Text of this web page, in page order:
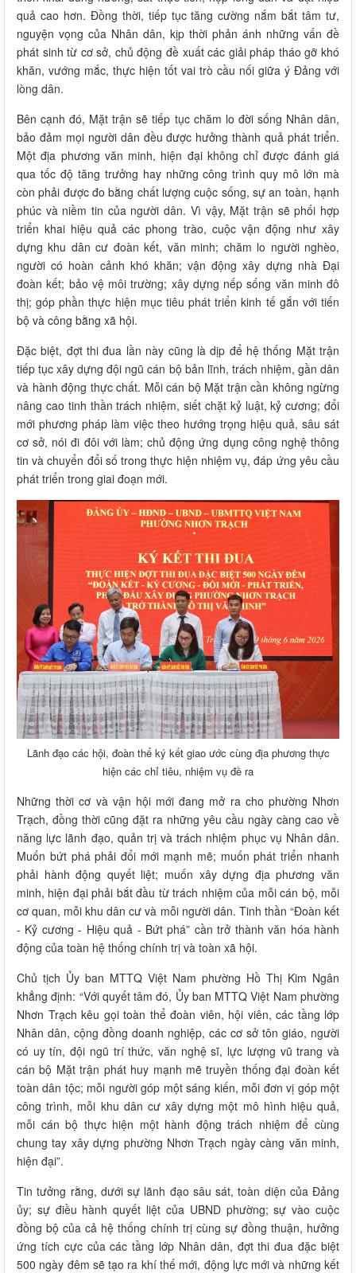
quả cao hơn. Đồng thời, tiếp tục tăng cường nắm bắt tâm tư,
nguyện vọng của Nhân dân, kịp thời phản ánh những vấn đề
phát sinh từ cơ sở, chủ động đề xuất các giải pháp tháo gỡ khó
khăn, vướng mắc, thực hiện tốt vai trò cầu nối giữa ý Đảng với
lòng dân.
Bên cạnh đó, Mặt trận sẽ tiếp tục chăm lo đời sống Nhân dân,
bảo đảm mọi người dân đều được hưởng thành quả phát triển.
Một địa phương văn minh, hiện đại không chỉ được đánh giá
qua tốc độ tăng trưởng hay những công trình quy mô lớn mà
còn phải được đo bằng chất lượng cuộc sống, sự an toàn, hạnh
phúc và niềm tin của người dân. Vì vậy, Mặt trận sẽ phối hợp
triển khai hiệu quả các phong trào, cuộc vận động như xây
dựng khu dân cư đoàn kết, văn minh; chăm lo người nghèo,
người có hoàn cảnh khó khăn; vận động xây dựng nhà Đại
đoàn kết; bảo vệ môi trường; xây dựng nếp sống văn minh đô
thị; góp phần thực hiện mục tiêu phát triển kinh tế gắn với tiến
bộ và công bằng xã hội.
Đặc biệt, đợt thi đua lần này cũng là dịp để hệ thống Mặt trận
tiếp tục xây dựng đội ngũ cán bộ bản lĩnh, trách nhiệm, gần dân
và hành động thực chất. Mỗi cán bộ Mặt trận cần không ngừng
nâng cao tinh thần trách nhiệm, siết chặt kỷ luật, kỷ cương; đổi
mới phương pháp làm việc theo hướng trọng hiệu quả, sâu sát
cơ sở, nói đi đôi với làm; chủ động ứng dụng công nghệ thông
tin và chuyển đổi số trong thực hiện nhiệm vụ, đáp ứng yêu cầu
phát triển trong giai đoạn mới.
Lãnh đạo các hội, đoàn thể ký kết giao ước cùng địa phương thực
hiện các chỉ tiêu, nhiệm vụ đề ra
Những thời cơ và vận hội mới đang mở ra cho phường Nhơn
Trạch, đồng thời cũng đặt ra những yêu cầu ngày càng cao về
năng lực lãnh đạo, quản trị và trách nhiệm phục vụ Nhân dân.
Muốn bứt phá phải đổi mới mạnh mẽ; muốn phát triển nhanh
phải hành động quyết liệt; muốn xây dựng địa phương văn
minh, hiện đại phải bắt đầu từ trách nhiệm của mỗi cán bộ, mỗi
cơ quan, mỗi khu dân cư và mỗi người dân. Tinh thần “Đoàn kết
- Kỷ cương - Hiệu quả - Bứt phá” cần trở thành văn hóa hành
động của toàn hệ thống chính trị và toàn xã hội.
Chủ tịch Ủy ban MTTQ Việt Nam phường Hồ Thị Kim Ngân
khẳng định: “Với quyết tâm đó, Ủy ban MTTQ Việt Nam phường
Nhơn Trạch kêu gọi toàn thể đoàn viên, hội viên, các tầng lớp
Nhân dân, cộng đồng doanh nghiệp, các cơ sở tôn giáo, người
có uy tín, đội ngũ trí thức, văn nghệ sĩ, lực lượng vũ trang và
cán bộ Mặt trận phát huy mạnh mẽ truyền thống đại đoàn kết
toàn dân tộc; mỗi người góp một sáng kiến, mỗi đơn vị góp một
công trình, mỗi khu dân cư xây dựng một mô hình hiệu quả,
mỗi cán bộ thực hiện một hành động trách nhiệm để cùng
chung tay xây dựng phường Nhơn Trạch ngày càng văn minh,
hiện đại”.
Tin tưởng rằng, dưới sự lãnh đạo sâu sát, toàn diện của Đảng
ủy; sự điều hành quyết liệt của UBND phường; sự vào cuộc
đồng bộ của cả hệ thống chính trị cùng sự đồng thuận, hưởng
ứng tích cực của các tầng lớp Nhân dân, đợt thi đua đặc biệt
500 ngày đêm sẽ tạo ra khí thế mới, động lực mới và những kết